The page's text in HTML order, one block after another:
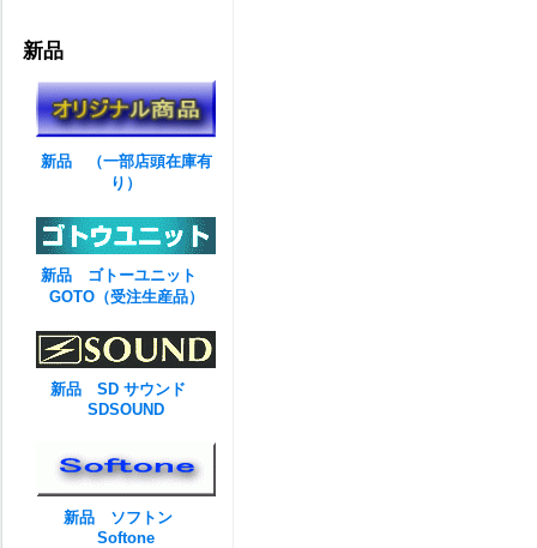
新品
新品 （一部店頭在庫有
り）
新品 ゴトーユニット
GOTO（受注生産品）
新品 SD サウンド
SDSOUND
新品 ソフトン
Softone